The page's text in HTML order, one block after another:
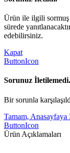
Ürün ile ilgili sormuş
sürede
edebilirsiniz.
Kapat
ButtonIcon
Sorunuz İletilemedi.
Bir sorunla
Tamam, Anasayfaya
ButtonIcon
Ürün Açıklamaları